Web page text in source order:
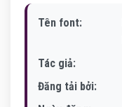
Tên font:
Tác giả:
Đăng tải bởi: